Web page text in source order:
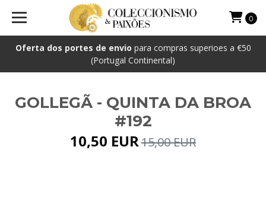
Oferta dos portes de envio para compras superioes a €50
(Portugal Continental)
0
GOLLEGÃ - QUINTA DA BROA
#192
10,50 EUR15,00 EUR